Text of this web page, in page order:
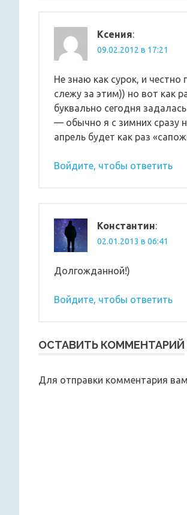
Ксения:
09.02.2012 в 17:21
Не знаю как сурок, и честно
слежу за этим)) но вот как
буквально сегодня
— обычно я с зимних сразу
апрель будет как раз
Войдите, чтобы ответить
Константин:
02.01.2013 в 06:41
Долгожданной!)
Войдите, чтобы ответить
ОСТАВИТЬ КОММЕНТАРИЙ
Для отправки комментария